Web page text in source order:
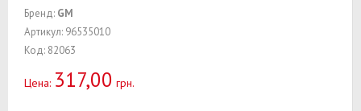
Бренд: GM
Артикул: 96535010
Код: 82063
Цена: 317,00 грн.